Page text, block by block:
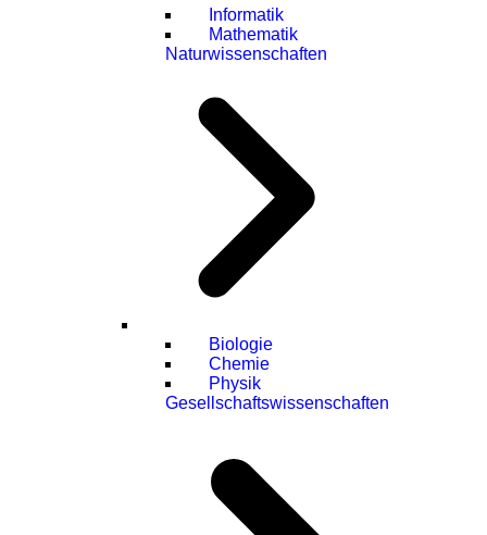
Informatik
Mathematik
Naturwissenschaften
Biologie
Chemie
Physik
Gesellschaftswissenschaften